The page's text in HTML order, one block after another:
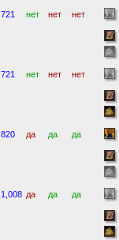
721 нет нет нет
721 нет нет нет
820 да да да
1,008 да да да